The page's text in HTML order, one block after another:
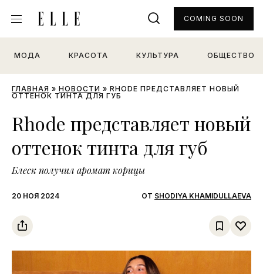
МОДА КРАСОТА КУЛЬТУРА ОБЩЕСТВО
COMING SOON
ГЛАВНАЯ » НОВОСТИ » RHODE ПРЕДСТАВЛЯЕТ НОВЫЙ
ОТТЕНОК ТИНТА ДЛЯ ГУБ
Rhode представляет новый
оттенок тинта для губ
Блеск получил аромат корицы
20 НОЯ 2024 ОТ SHODIYA KHAMIDULLAEVA